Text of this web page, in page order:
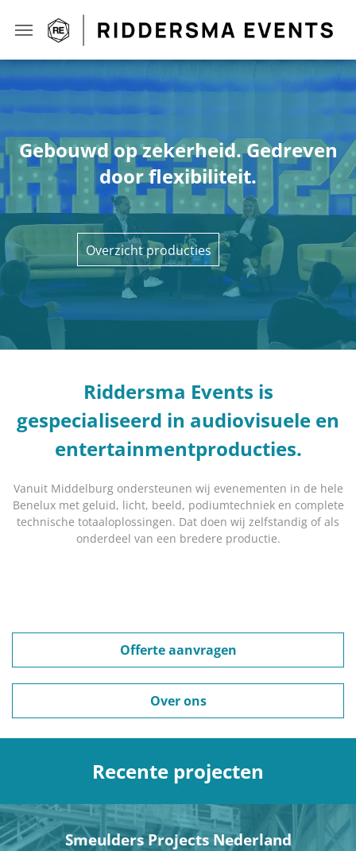
Gebouwd op zekerheid. Gedreven
door flexibiliteit.
Overzicht producties
Riddersma Events is
gespecialiseerd in audiovisuele en
entertainmentproducties.
Vanuit Middelburg ondersteunen wij evenementen in de hele
Benelux met geluid, licht, beeld, podiumtechniek en complete
technische totaaloplossingen. Dat doen wij zelfstandig of als
onderdeel van een bredere productie.
Offerte aanvragen
Over ons
Recente projecten
Smeulders Projects Nederland